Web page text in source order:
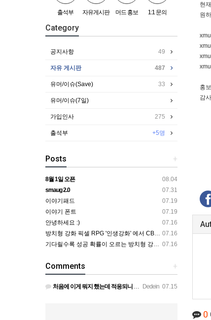
현
원
홍
감
0
출석부 자유게시판 머드 홍보 1:1 문의
Category
공지사항 49
자유 게시판 487
유머/이슈(Save) 33
유머/이슈(7일)
가입인사 275
출석부 +5명
+
Posts
08.04
8월 1일 오픈
07.31
smaug 2.0
07.19
이야기패드
07.19
이야기 폰트
07.16
안녕하세요 :)
07.16
방치형 강화 픽셀 RPG '인생강화' 에서 CBT 인원을 모집합니다.
07.16
기다릴수록 성공 확률이 오르는 방치형 강화 RPG — 인생강화 ※8월 초 오픈 예정 (현재 CBT 중)
+
Comments
Dedein 07.15
처음에 이게 뭐지 했는데 적응되니 할만하네요 정보가 없긴하지만 게밍 안에 게시판 에서 하나씩 찾아보면은 그래…